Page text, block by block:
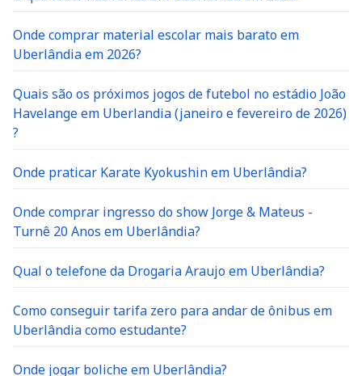
Onde comprar material escolar mais barato em
Uberlândia em 2026?
Quais são os próximos jogos de futebol no estádio João
Havelange em Uberlandia (janeiro e fevereiro de 2026)
?
Onde praticar Karate Kyokushin em Uberlândia?
Onde comprar ingresso do show Jorge & Mateus -
Turnê 20 Anos em Uberlândia?
Qual o telefone da Drogaria Araujo em Uberlândia?
Como conseguir tarifa zero para andar de ônibus em
Uberlândia como estudante?
Onde jogar boliche em Uberlândia?